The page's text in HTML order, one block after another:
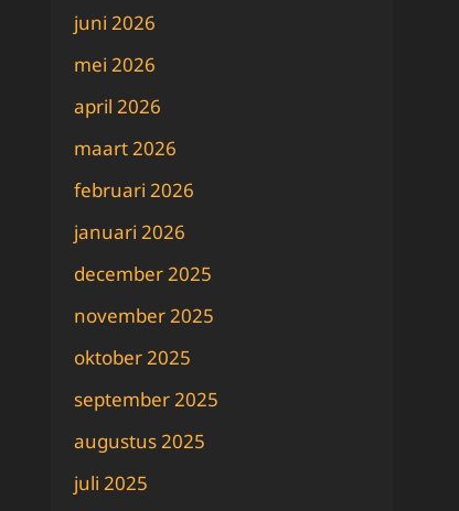
juni 2026
mei 2026
april 2026
maart 2026
februari 2026
januari 2026
december 2025
november 2025
oktober 2025
september 2025
augustus 2025
juli 2025